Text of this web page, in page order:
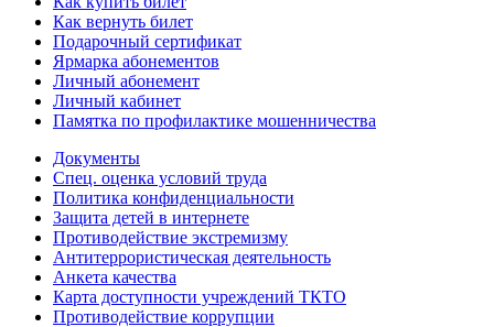
Как вернуть билет
Подарочный сертификат
Ярмарка абонементов
Личный абонемент
Личный кабинет
Памятка по профилактике мошенничества
Документы
Спец. оценка условий труда
Политика конфиденциальности
Защита детей в интернете
Противодействие экстремизму
Антитеррористическая деятельность
Анкета качества
Карта доступности учреждений ТКТО
Противодействие коррупции